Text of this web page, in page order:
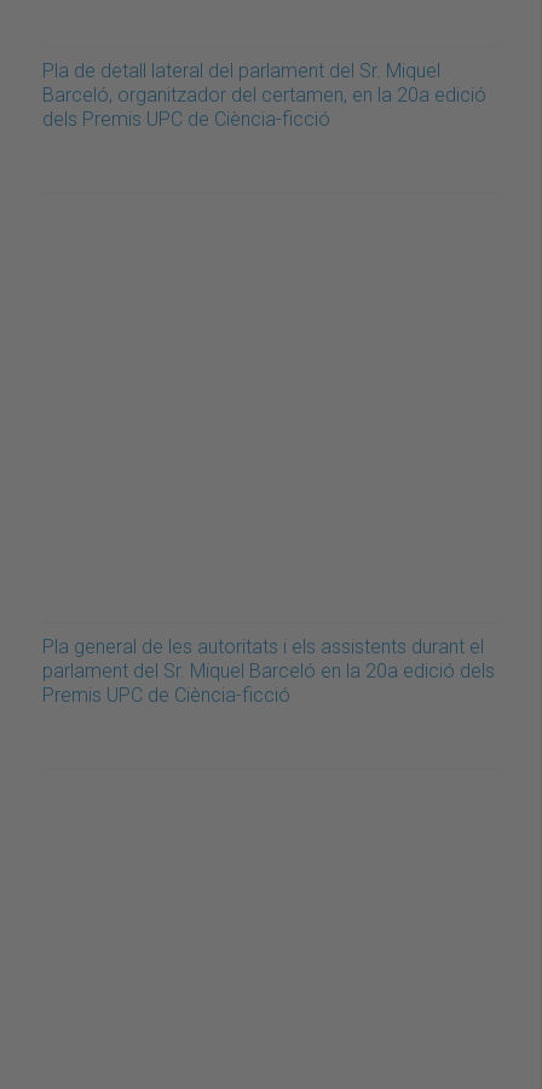
Pla de detall lateral del parlament del Sr. Miquel
Barceló, organitzador del certamen, en la 20a edició
dels Premis UPC de Ciència-ficció
Pla general de les autoritats i els assistents durant el
parlament del Sr. Miquel Barceló en la 20a edició dels
Premis UPC de Ciència-ficció